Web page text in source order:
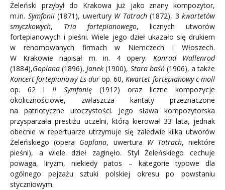
Żeleński przybył do Krakowa już jako znany kompozytor,
m.in. Symfonii(1871), uwertury W Tatrach(1872), 3 kwartetów
smyczkowych, Tria fortepianowego, licznych utworów
fortepianowych i pieśni. Wiele jego dzieł ukazało się drukiem
w renomowanych firmach w Niemczech i Włoszech.
W Krakowie napisał m. in. 4 opery: Konrad Wallenrod
(1884),Goplana (1896),Janek (1900), Stara baśń(1906), a także
Koncert fortepianowy Es-durop. 60,Kwartet fortepianowy c-moll
op. 62 i II Symfonię (1912) oraz liczne kompozycje
okolicznościowe, zwłaszcza kantaty przeznaczone
na patriotyczne uroczystości. Jego sława kompozytorska
przysparzała prestiżu uczelni, którą kierował 33 lata, jednak
obecnie w repertuarze utrzymuje się zaledwie kilka utworów
Żeleńskiego (opera Goplana, uwertura W Tatrach, niektóre
pieśni), a wiele dzieł zaginęło. Styl Żeleńskiego cechuje
powaga, liryzm, niekiedy patos – kategorie typowe dla
ogólnego pejzażu sztuki polskiej okresu po powstaniu
styczniowym.